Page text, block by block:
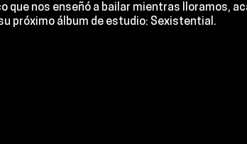
que nos enseñó a bailar mientras lloramos,
próximo álbum de estudio: Sexistential.